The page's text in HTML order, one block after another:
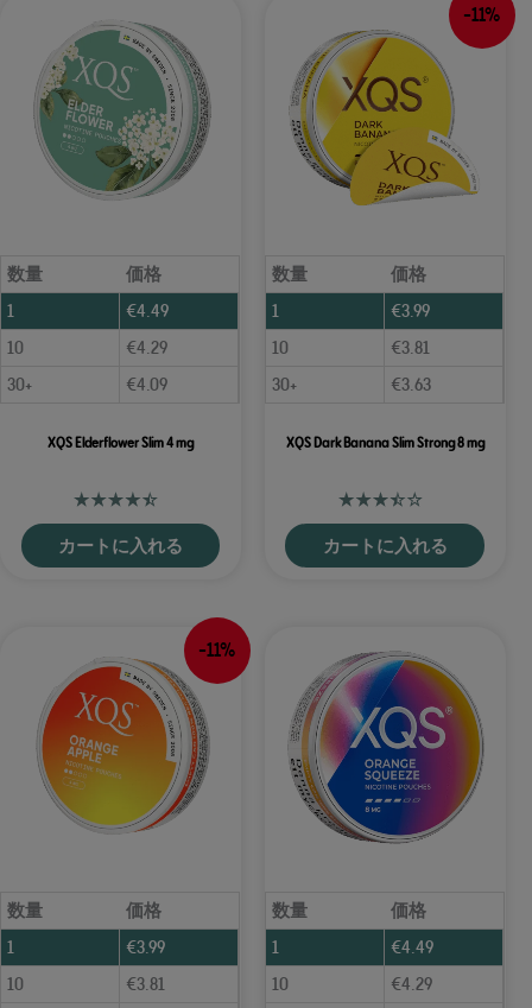
数量
価格
1
€4.49
10
€4.29
30+
€4.09
XQS Elderflower Slim 4 mg
カートに入れる
-11%
数量
価格
1
€3.99
10
€3.81
30+
€3.63
XQS Dark Banana Slim Strong 8 mg
カートに入れる
-11%
数量
価格
1
€3.99
10
€3.81
数量
価格
1
€4.49
10
€4.29